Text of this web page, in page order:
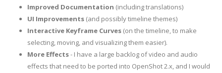
Improved Documentation (including translations)
UI Improvements (and possibly timeline themes)
Interactive Keyframe Curves (on the timeline, to make
selecting, moving, and visualizing them easier).
More Effects- I have a large backlog of video and audio
effects that need to be ported into OpenShot 2.x, and I would